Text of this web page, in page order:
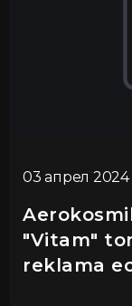
03 апрел 2024
"Vitam"
reklama